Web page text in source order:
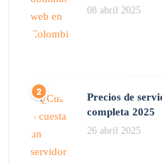
08 abril 2025
Precios de
completa 2025
26 abril 2025